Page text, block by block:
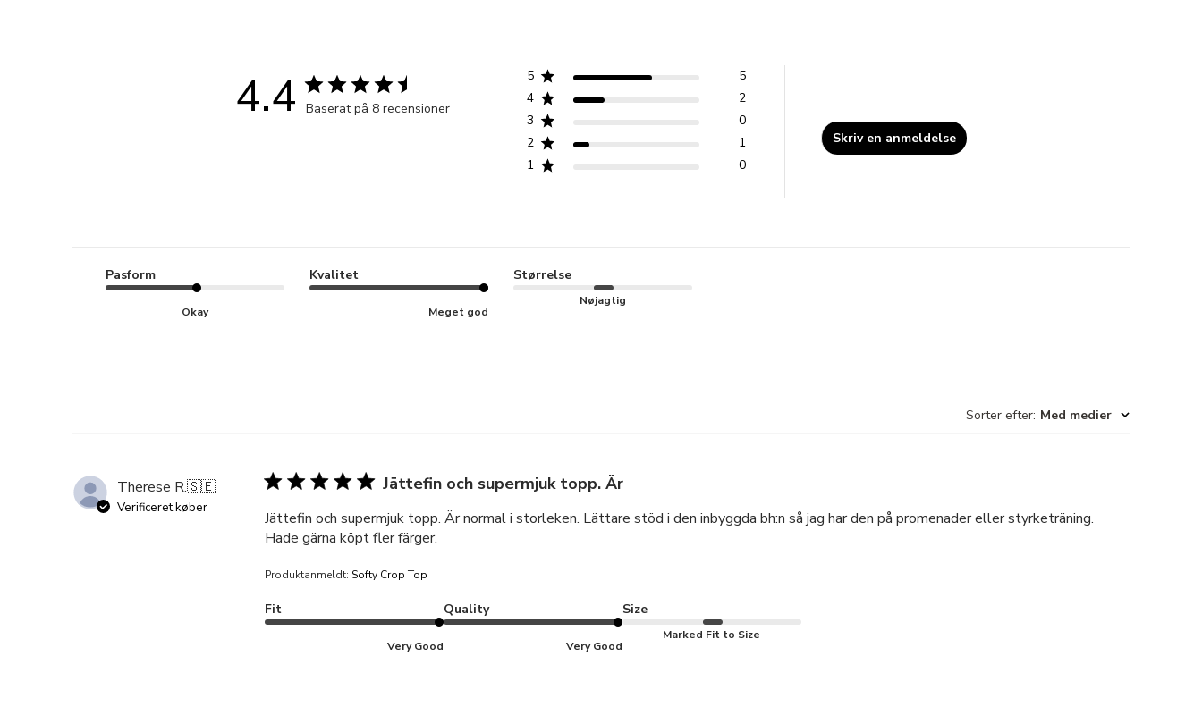
4.4 Baserat på 8 recensioner
5
5
4
2
3
0
2
1
1
0
Skriv en anmeldelse
Pasform
Okay
Kvalitet
Meget god
Størrelse
Nøjagtig
Sorter efter: Med medier
Therese R.🇸🇪
Verificeret køber
Jättefin och supermjuk topp. Är
Jättefin och supermjuk topp. Är normal i storleken. Lättare stöd i den inbyggda bh:n så jag har den på promenader eller styrketräning.
Hade gärna köpt fler färger.
Produktanmeldt: Softy Crop Top
Fit
Very Good
Quality
Very Good
Size
Marked Fit to Size